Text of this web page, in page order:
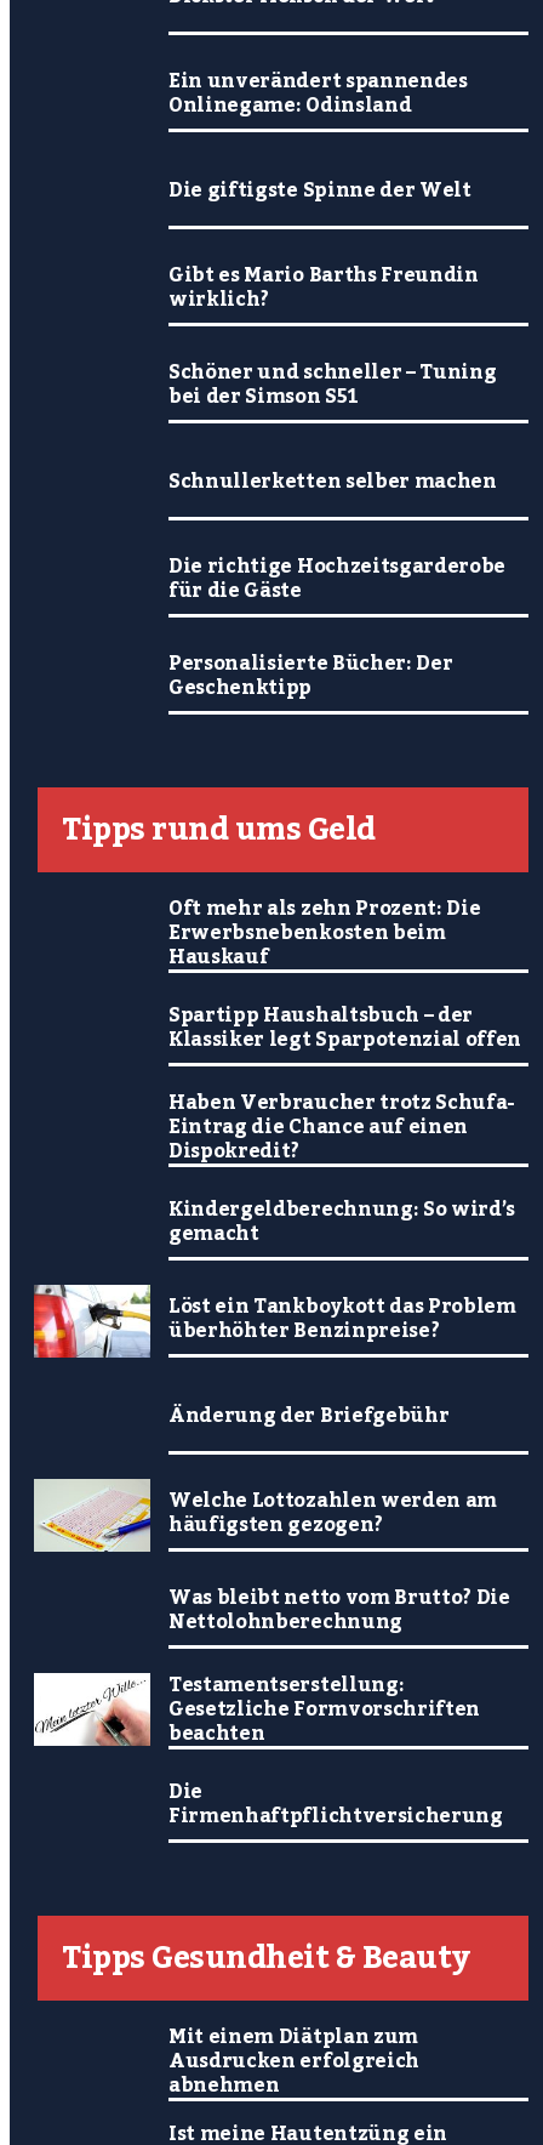
Ein unverändert spannendes
Onlinegame: Odinsland
Die giftigste Spinne der Welt
Gibt es Mario Barths Freundin
wirklich?
Schöner und schneller – Tuning
bei der Simson S51
Schnullerketten selber machen
Die richtige Hochzeitsgarderobe
für die Gäste
Personalisierte Bücher: Der
Geschenktipp
Tipps rund ums Geld
Oft mehr als zehn Prozent: Die
Erwerbsnebenkosten beim
Hauskauf
Spartipp Haushaltsbuch – der
Klassiker legt Sparpotenzial offen
Haben Verbraucher trotz Schufa-
Eintrag die Chance auf einen
Dispokredit?
Kindergeldberechnung: So wird’s
gemacht
Löst ein Tankboykott das Problem
überhöhter Benzinpreise?
Änderung der Briefgebühr
Welche Lottozahlen werden am
häufigsten gezogen?
Was bleibt netto vom Brutto? Die
Nettolohnberechnung
Testamentserstellung:
Gesetzliche Formvorschriften
beachten
Die
Firmenhaftpflichtversicherung
Tipps Gesundheit & Beauty
Mit einem Diätplan zum
Ausdrucken erfolgreich
abnehmen
Ist meine Hautentzüng ein